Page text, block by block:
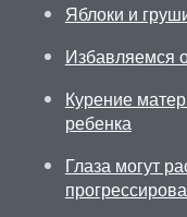
Яблоки и
Избавляемся
Курение
ребенка
Глаза могут